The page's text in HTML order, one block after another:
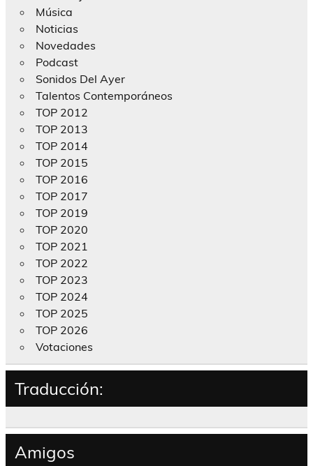
Música
Noticias
Novedades
Podcast
Sonidos Del Ayer
Talentos Contemporáneos
TOP 2012
TOP 2013
TOP 2014
TOP 2015
TOP 2016
TOP 2017
TOP 2019
TOP 2020
TOP 2021
TOP 2022
TOP 2023
TOP 2024
TOP 2025
TOP 2026
Votaciones
Traducción:
Amigos